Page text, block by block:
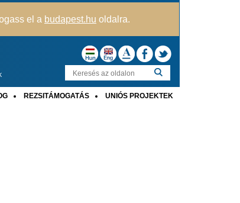
el a budapest.hu oldalra.
REZSITÁMOGATÁS UNIÓS PROJEKTEK